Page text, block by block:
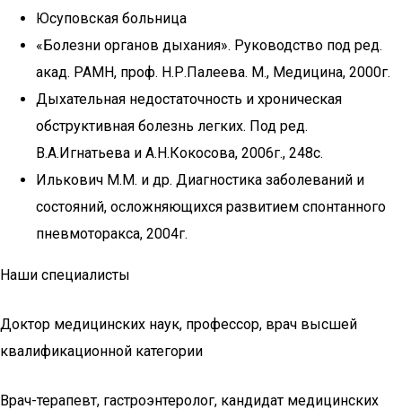
Юсуповская больница
«Болезни органов дыхания». Руководство под ред.
акад. РАМН, проф. Н.Р.Палеева. М., Медицина, 2000г.
Дыхательная недостаточность и хроническая
обструктивная болезнь легких. Под ред.
В.А.Игнатьева и А.Н.Кокосова, 2006г., 248с.
Илькович М.М. и др. Диагностика заболеваний и
состояний, осложняющихся развитием спонтанного
пневмоторакса, 2004г.
Наши специалисты
Доктор медицинских наук, профессор, врач высшей
квалификационной категории
Врач-терапевт, гастроэнтеролог, кандидат медицинских